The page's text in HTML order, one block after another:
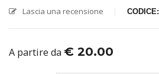
Lascia una recensione CODICE:
A partire da € 20.00